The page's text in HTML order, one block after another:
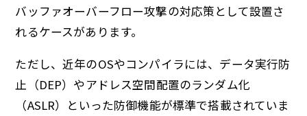
バッファオーバーフロー攻撃の対応策として設置さ
れるケースがあります。
ただし、近年のOSやコンパイラには、データ実行防
止（DEP）やアドレス空間配置のランダム化
（ASLR）といった防御機能が標準で搭載されていま